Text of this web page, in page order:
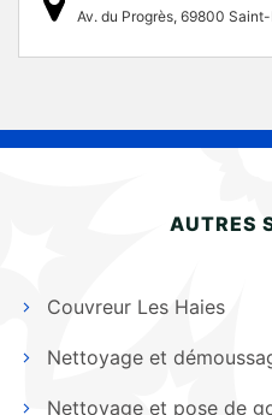
Av. du Progrès, 69800
AUTRES
Couvreur Les Haies
Nettoyage et
Nettoyage et pose de